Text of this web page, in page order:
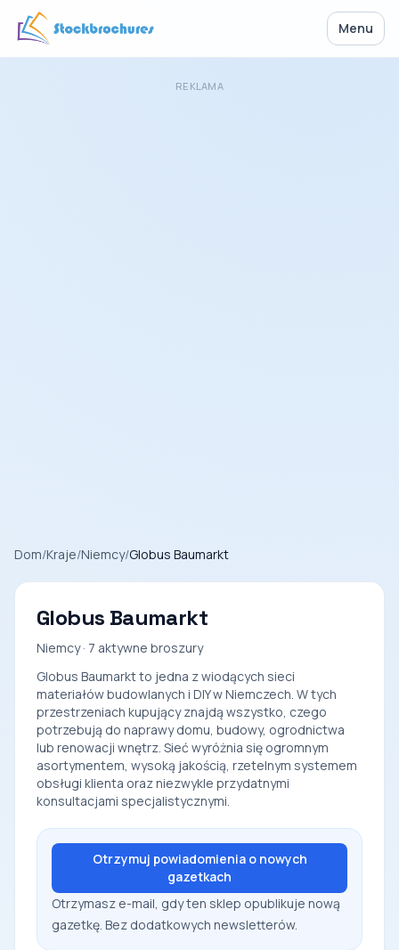
Menu
REKLAMA
Dom/Kraje/Niemcy/Globus Baumarkt
Globus Baumarkt
Niemcy · 7 aktywne broszury
Globus Baumarkt to jedna z wiodących sieci
materiałów budowlanych i DIY w Niemczech. W tych
przestrzeniach kupujący znajdą wszystko, czego
potrzebują do naprawy domu, budowy, ogrodnictwa
lub renowacji wnętrz. Sieć wyróżnia się ogromnym
asortymentem, wysoką jakością, rzetelnym systemem
obsługi klienta oraz niezwykle przydatnymi
konsultacjami specjalistycznymi.
Otrzymuj powiadomienia o nowych
gazetkach
Otrzymasz e-mail, gdy ten sklep opublikuje nową
gazetkę. Bez dodatkowych newsletterów.